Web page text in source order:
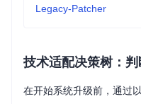
Legacy-Patcher
技术适配决策树：
在开始系统升级前，通过